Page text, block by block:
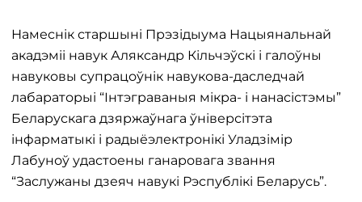
Намеснік старшыні Прэзідыума Нацыянальнай
акадэміі навук Аляксандр Кільчэўскі і галоўны
навуковы супрацоўнік навукова-даследчай
лабараторыі “Інтэграваныя мікра- і нанасістэмы”
Беларускага дзяржаўнага ўніверсітэта
інфарматыкі і радыёэлектронікі Уладзімір
Лабуноў удастоены ганаровага звання
“Заслужаны дзеяч навукі Рэспублікі Беларусь”.